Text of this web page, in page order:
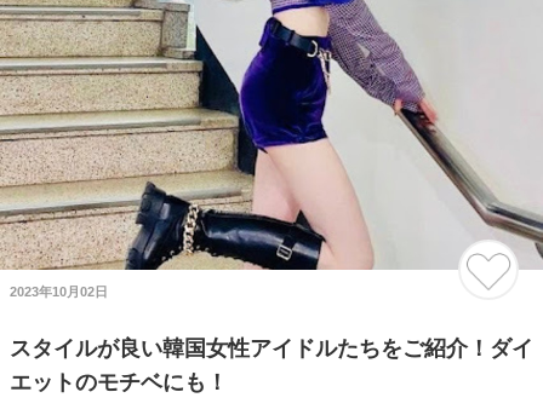
2023年10月02日
スタイルが良い韓国女性アイドルたちをご紹介！ダイ
エットのモチベにも！